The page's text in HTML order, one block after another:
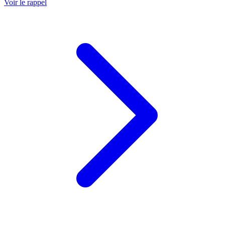
Voir le rappel